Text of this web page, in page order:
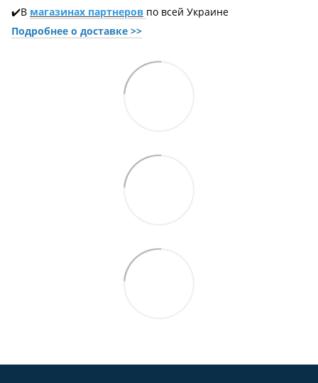
✔️В магазинах партнеров по всей Украине
Подробнее о доставке >>